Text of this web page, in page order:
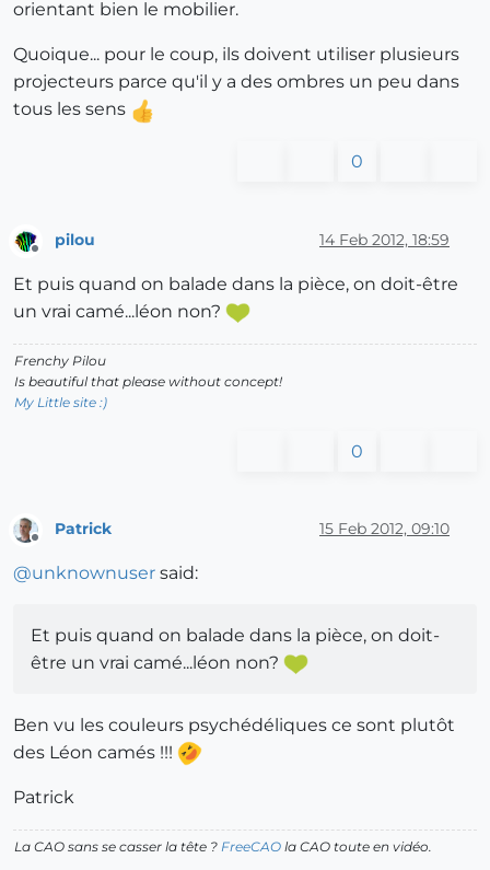
orientant bien le mobilier.
Quoique... pour le coup, ils doivent utiliser plusieurs
projecteurs parce qu'il y a des ombres un peu dans
tous les sens
0
Offline
pilou 14 Feb 2012, 18:59
Et puis quand on balade dans la pièce, on doit-être
un vrai camé...léon non?
Frenchy Pilou
Is beautiful that please without concept!
My Little site :)
0
Patrick 15 Feb 2012, 09:10
@unknownuser said:
Et puis quand on balade dans la pièce, on doit-
être un vrai camé...léon non?
Ben vu les couleurs psychédéliques ce sont plutôt
des Léon camés !!!
Patrick
La CAO sans se casser la tête ? FreeCAO la CAO toute en vidéo.